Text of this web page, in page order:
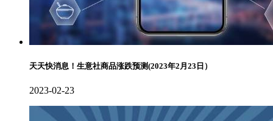
天天快消息！生意社商品涨跌预测(2023年2月23日）
2023-02-23